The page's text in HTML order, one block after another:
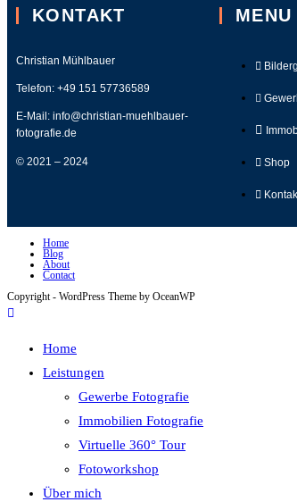
KONTAKT
Christian Mühlbauer
Telefon: +49 151 57736589
E-Mail: info@christian-muehlbauer-
fotografie.de
© 2021 – 2024
MENU
Shop
Home
Blog
About
Contact
Copyright - WordPress Theme by OceanWP
Home
Leistungen
Gewerbe Fotografie
Immobilien Fotografie
Virtuelle 360° Tour
Fotoworkshop
Über mich